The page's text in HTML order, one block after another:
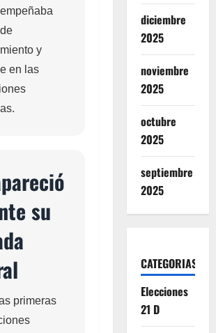
y
en las
su
primeras
diciembre
2025
noviembre
2025
octubre
2025
septiembre
2025
CATEGORIAS
Elecciones
21 D